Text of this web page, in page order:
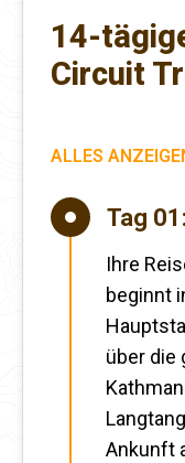
14-
Circuit
ALLES
Tag 01:
Ihre
beginnt
über die
Ankunft